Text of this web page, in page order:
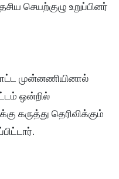
செயற்குழு உறுப்பினர்
முன்னணியினால்
ஒன்றில்
கருத்து தெரிவிக்கும்